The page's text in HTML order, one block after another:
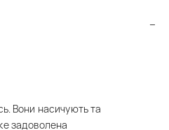
Вони насичують та
задоволена